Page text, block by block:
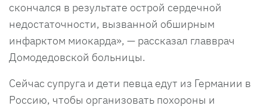
скончался в результате острой сердечной
недостаточности, вызванной обширным
инфарктом миокарда», — рассказал главврач
Домодедовской больницы.
Сейчас супруга и дети певца едут из Германии в
Россию, чтобы организовать похороны и